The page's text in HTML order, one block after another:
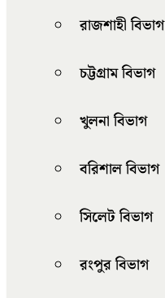
রাজশাহী বিভাগ
চট্টগ্রাম বিভাগ
খুলনা বিভাগ
বরিশাল বিভাগ
সিলেট বিভাগ
রংপুর বিভাগ